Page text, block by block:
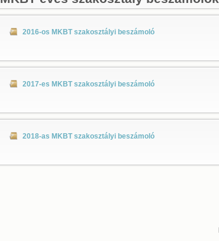
2016-os MKBT szakosztályi beszámoló
2017-es MKBT szakosztályi beszámoló
2018-as MKBT szakosztályi beszámoló